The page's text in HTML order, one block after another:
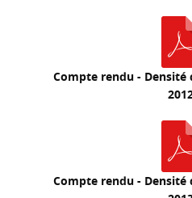
Compte rendu - Densité
Compte rendu - Densité